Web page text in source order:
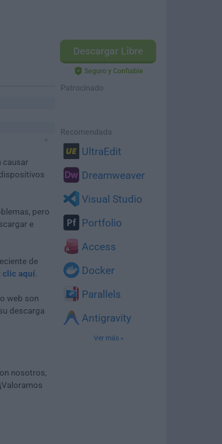
Descargar Libre
Seguro y Confiable
Patrocinado
Recomendada
UltraEdit
Dreamweaver
Visual Studio
Portfolio
Access
Docker
Parallels
Antigravity
Ver más »
causar
pero
e
de
clic aquí.
web son
descarga
nosotros,